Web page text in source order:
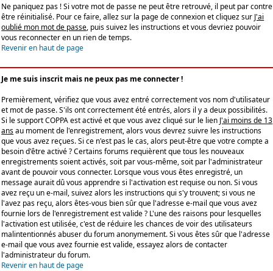
Ne paniquez pas ! Si votre mot de passe ne peut être retrouvé, il peut par contre
être réinitialisé. Pour ce faire, allez sur la page de connexion et cliquez sur J'ai
oublié mon mot de passe, puis suivez les instructions et vous devriez pouvoir
vous reconnecter en un rien de temps.
Revenir en haut de page
Je me suis inscrit mais ne peux pas me connecter !
Premièrement, vérifiez que vous avez entré correctement vos nom d'utilisateur
et mot de passe. S'ils ont correctement été entrés, alors il y a deux possibilités.
Si le support COPPA est activé et que vous avez cliqué sur le lien J'ai moins de 13
ansau moment de l'enregistrement, alors vous devrez suivre les instructions
que vous avez reçues. Si ce n'est pas le cas, alors peut-être que votre compte a
besoin d'être activé ? Certains forums requièrent que tous les nouveaux
enregistrements soient activés, soit par vous-même, soit par l'administrateur
avant de pouvoir vous connecter. Lorsque vous vous êtes enregistré, un
message aurait dû vous apprendre si l'activation est requise ou non. Si vous
avez reçu un e-mail, suivez alors les instructions qui s'y trouvent; si vous ne
l'avez pas reçu, alors êtes-vous bien sûr que l'adresse e-mail que vous avez
fournie lors de l'enregistrement est valide ? L'une des raisons pour lesquelles
l'activation est utilisée, c'est de réduire les chances de voir des utilisateurs
malintentionnés abuser du forum anonymement. Si vous êtes sûr que l'adresse
e-mail que vous avez fournie est valide, essayez alors de contacter
l'administrateur du forum.
Revenir en haut de page